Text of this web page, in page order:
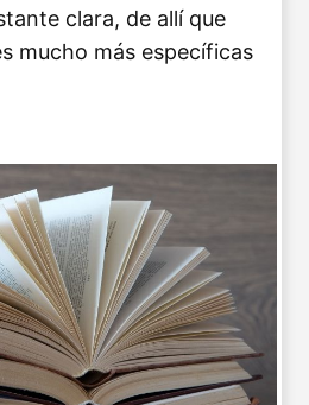
clara, de allí que
mucho más específicas